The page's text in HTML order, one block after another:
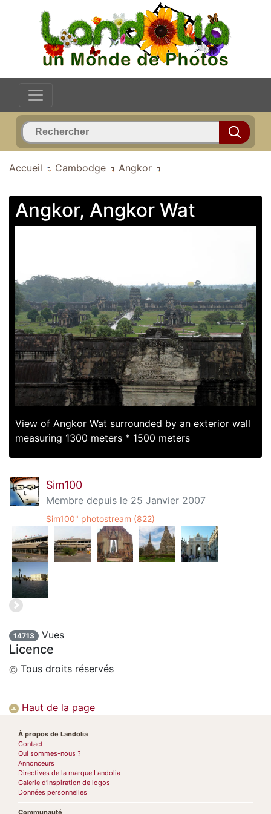
Accueil Cambodge Angkor
Angkor, Angkor Wat
View of Angkor Wat surrounded by an exterior wall
measuring 1300 meters * 1500 meters
Sim100
Membre depuis le 25 Janvier 2007
Sim100" photostream (822)
14713 Vues
Licence
Tous droits réservés
Haut de la page
À propos de Landolia
Contact
Qui sommes-nous ?
Annonceurs
Directives de la marque Landolia
Galerie d’inspiration de logos
Données personnelles